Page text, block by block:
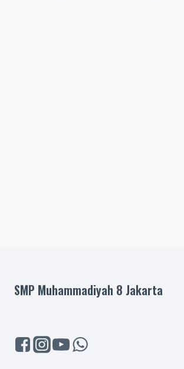
SMP Muhammadiyah 8 Jakarta